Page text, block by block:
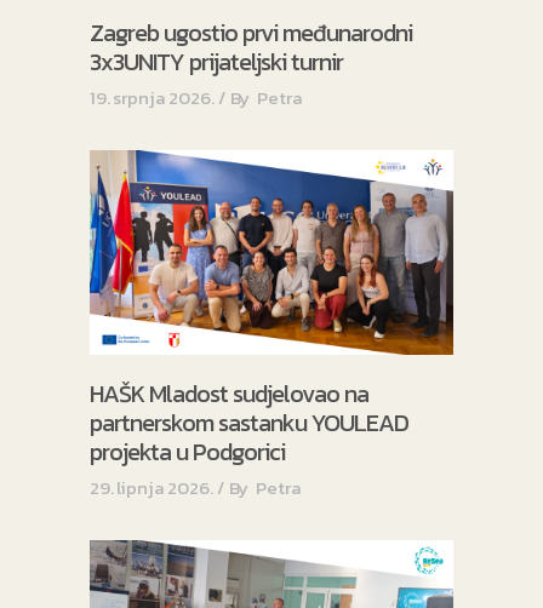
Zagreb ugostio prvi međunarodni
3x3UNITY prijateljski turnir
19. srpnja 2026. By Petra
HAŠK Mladost sudjelovao na
partnerskom sastanku YOULEAD
projekta u Podgorici
29. lipnja 2026. By Petra